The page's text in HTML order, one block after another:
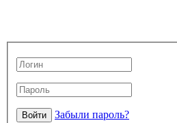
Забыли пароль?